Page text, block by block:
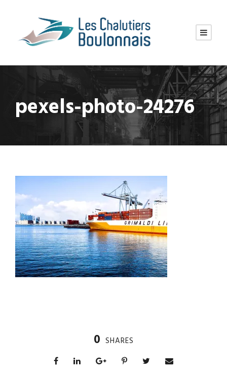
pexels-photo-24276
0 SHARES